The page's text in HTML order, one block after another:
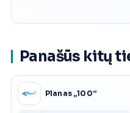
Panašūs kitų
Planas „100“